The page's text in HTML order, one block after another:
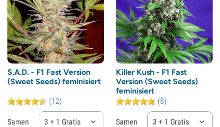
S.A.D. - F1 Fast Version
(Sweet Seeds) feminisiert
(12)
Samen 3 + 1 Gratis
Killer Kush - F1 Fast
Version (Sweet Seeds)
feminisiert
(8)
Samen 3 + 1 Gratis